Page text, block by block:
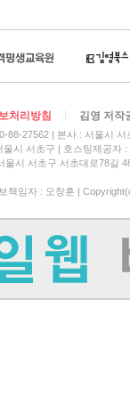
처리방침 김영 저작
88-27562
본사 : 서울시
울시 서초구
호스팅제공자
시 서초구 서초대로78길
책임자 : 오창훈 |